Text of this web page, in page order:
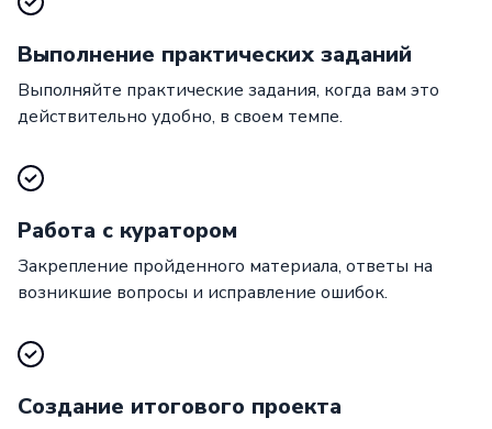
Выполнение практических заданий
Выполняйте практические задания, когда вам это
действительно удобно, в своем темпе.
Работа с куратором
Закрепление пройденного материала, ответы на
возникшие вопросы и исправление ошибок.
Создание итогового проекта